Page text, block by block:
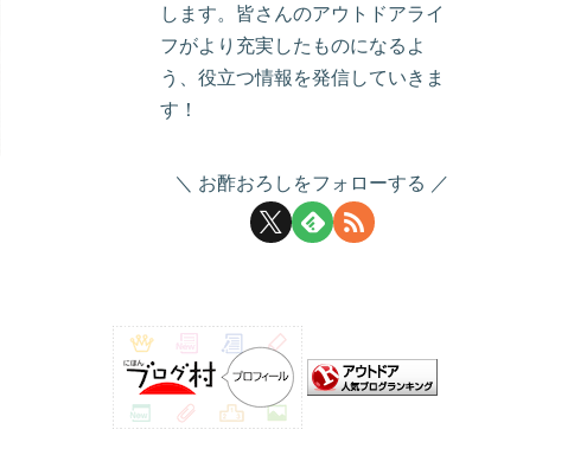
します。皆さんのアウトドアライ
フがより充実したものになるよ
う、役立つ情報を発信していきま
す！
お酢おろしをフォローする